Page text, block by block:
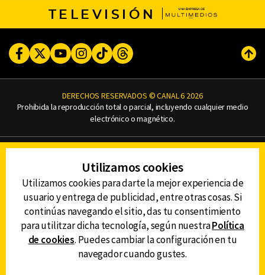
TELEVISIÓN
FacebookTwitterYoutubeInstagram
TikTokThreads
DERECHOS RESERVADOS © CANAL 6 2026
Prohibida la reproducción total o parcial, incluyendo cualquier medio
electrónico o magnético.
AVISO DE PRIVACIDAD
DEFENSORÍA DE LAS AUDIENCIAS
DESCARGA LA APP DE CANAL 6
Utilizamos cookies
Utilizamos cookies para darte la mejor experiencia de
usuario y entrega de publicidad, entre otras cosas. Si
continúas navegando el sitio, das tu consentimiento
para utilitzar dicha tecnología, según nuestraPolítica
de cookies. Puedes cambiar la configuración en tu
navegador cuando gustes.